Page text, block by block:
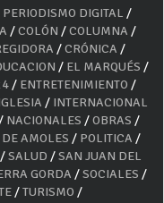
DIGITAL /
/COLÓN /COLUMNA /
/CRÓNICA /
/ EL MARQUÉS /
/ ENTRETENIMIENTO /
/ INTERNACIONAL
NACIONALES /OBRAS /
AMOLES / POLITICA /
/SALUD /SAN JUAN DEL
GORDA /SOCIALES /
/TURISMO /